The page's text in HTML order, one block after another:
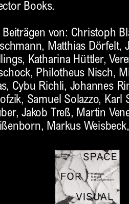
Books.
von: Christoph
Matthias Dörfelt,
Katharina Hüttler,
Philotheus Nisch,
Cybu Richli, Johannes
Samuel Solazzo, Karl
Jakob Treß, Martin
Markus